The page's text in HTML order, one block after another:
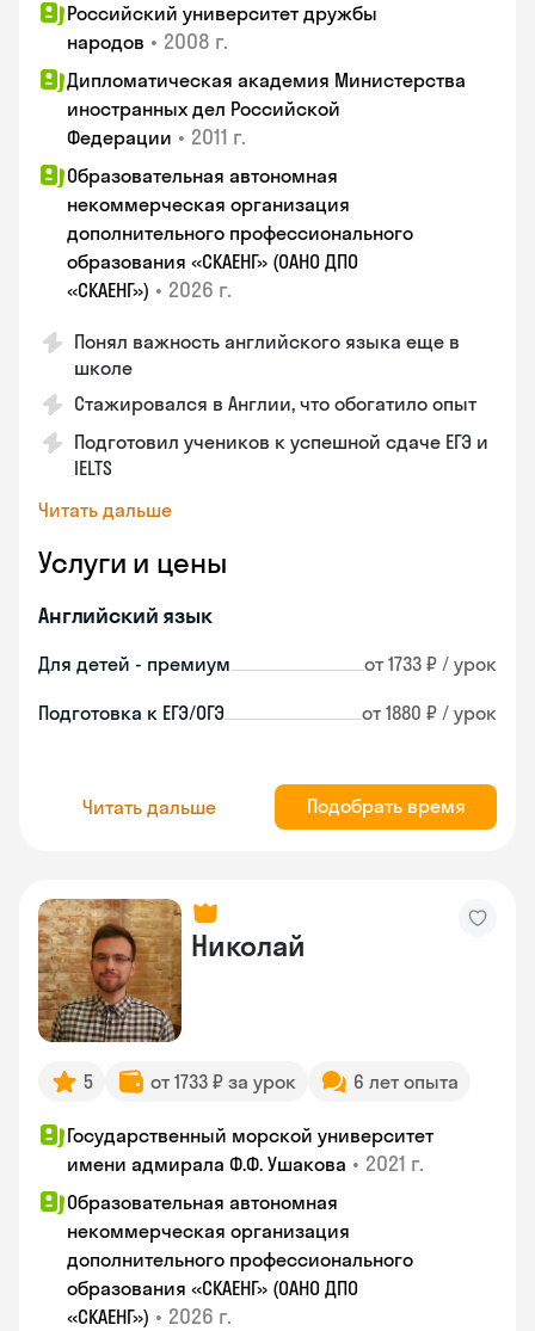
Российский университет дружбы
народов • 2008 г.
Дипломатическая академия Министерства
иностранных дел Российской
Федерации • 2011 г.
Образовательная автономная
некоммерческая организация
дополнительного профессионального
образования «СКАЕНГ» (ОАНО ДПО
«СКАЕНГ») • 2026 г.
Понял важность английского языка еще в
школе
Стажировался в Англии, что обогатило опыт
Подготовил учеников к успешной сдаче ЕГЭ и
IELTS
Читать дальше
Услуги и цены
Английский язык
Для детей - премиум от 1733 ₽ / урок
Подготовка к ЕГЭ/ОГЭ от 1880 ₽ / урок
Читать дальше Подобрать время
Николай
5 от 1733 ₽ за урок 6 лет опыта
Государственный морской университет
имени адмирала Ф.Ф. Ушакова • 2021 г.
Образовательная автономная
некоммерческая организация
дополнительного профессионального
образования «СКАЕНГ» (ОАНО ДПО
«СКАЕНГ») • 2026 г.